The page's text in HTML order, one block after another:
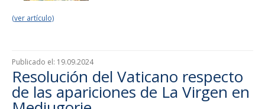
(ver artículo)
Publicado el: 19.09.2024
Resolución del Vaticano respecto
de las apariciones de La Virgen en